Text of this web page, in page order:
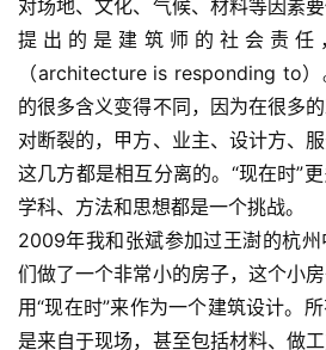
对场地、文化、气候、材料等因素
提出的是建筑师的社会责任
（architecture is responding to）
的很多含义变得不同，因为在很多
对断裂的，甲方、业主、设计方、
这几方都是相互分离的。“现在时”
学科、方法和思想都是一个挑战。
2009年我和张斌参加过王澍的杭
们做了一个非常小的房子，这个小房
用“现在时”来作为一个建筑设计。
是来自于现场，甚至包括材料、做